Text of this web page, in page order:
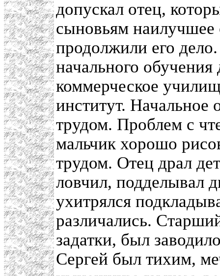
допускал отец,
сыновьям наилучшее
продолжили его
начального
коммерческое
институт. Начальное
трудом. Проблем с
мальчик хорошо
трудом. Отец драл
ловчил, подделывал
ухитрялся
различались.
задатки, был
Сергей был тихим,